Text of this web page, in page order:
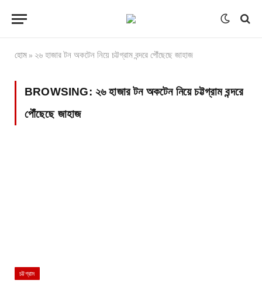
হোম » ২৬ হাজার টন অকটেন নিয়ে চট্টগ্রাম বন্দরে পৌঁছেছে জাহাজ
BROWSING: ২৬ হাজার টন অকটেন নিয়ে চট্টগ্রাম বন্দরে
পৌঁছেছে জাহাজ
চট্টগ্রাম